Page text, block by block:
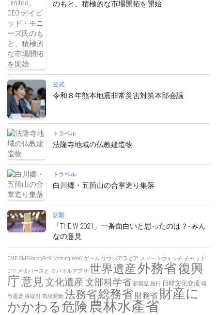
のもと、積極的な市場開拓を開始
公式
令和８年熊本地震非常災害対策本部会議
トラベル
法隆寺地域の仏教建造物
トラベル
白川郷・五箇山の合掌造り集落
話題
「THE W 2021」一番面白いと思ったのは？- みん
なの意見
CMF CMFWatchPro2 Nothing Web3 ゲーム サウジアラビア スマートウォッチ チャット
GTP メタバースと モバイルアプリ 世界遺産外務省復興
庁意見文化遺産文部科学省 新製品 旅行 日韓文化交流 暗
号通貨 株取引 気候変動 法務省総務省 財務省 財産に
かかわる危険農林水產省